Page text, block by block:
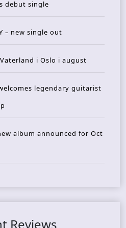
debut single
– new single out
i Oslo i august
legendary guitarist
album announced for Oct
Reviews